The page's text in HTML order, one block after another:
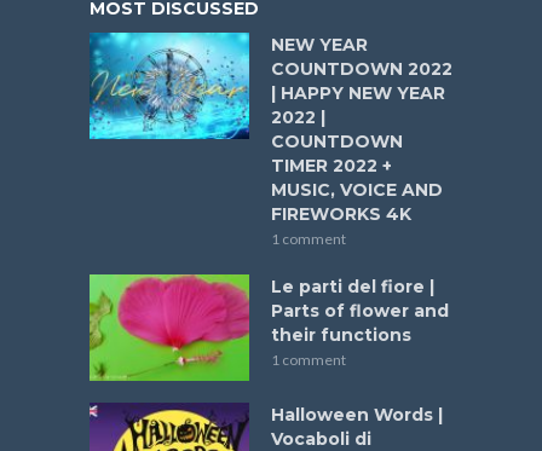
MOST DISCUSSED
NEW YEAR
COUNTDOWN 2022
| HAPPY NEW YEAR
2022 |
COUNTDOWN
TIMER 2022 +
MUSIC, VOICE AND
FIREWORKS 4K
1 comment
Le parti del fiore |
Parts of flower and
their functions
1 comment
Halloween Words |
Vocaboli di